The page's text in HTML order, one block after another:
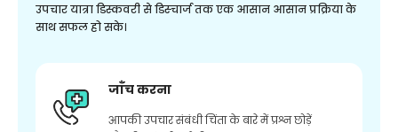
उपचार यात्रा डिस्कवरी से डिस्चार्ज तक एक आसान आसान प्रक्रिया के
साथ सफल हो सके।
जाँच करना
आपकी उपचार संबंधी चिंता के बारे में प्रश्न छोड़ें